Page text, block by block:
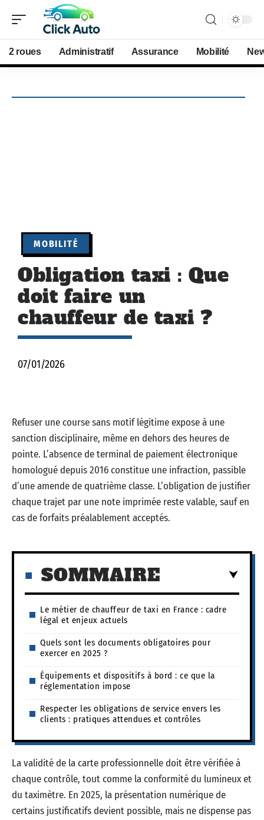
2 roues Administratif Assurance Mobilité
MOBILITÉ
Obligation taxi : Que
doit faire un
chauffeur de taxi ?
07/01/2026
Refuser une course sans motif légitime expose à une
sanction disciplinaire, même en dehors des heures de
pointe. L’absence de terminal de paiement électronique
homologué depuis 2016 constitue une infraction, passible
d’une amende de quatrième classe. L’obligation de justifier
chaque trajet par une note imprimée reste valable, sauf en
cas de forfaits préalablement acceptés.
SOMMAIRE
Le métier de chauffeur de taxi en France : cadre
légal et enjeux actuels
Quels sont les documents obligatoires pour
exercer en 2025 ?
Équipements et dispositifs à bord : ce que la
réglementation impose
Respecter les obligations de service envers les
clients : pratiques attendues et contrôles
La validité de la carte professionnelle doit être vérifiée à
chaque contrôle, tout comme la conformité du lumineux et
du taximètre. En 2025, la présentation numérique de
certains justificatifs devient possible, mais ne dispense pas